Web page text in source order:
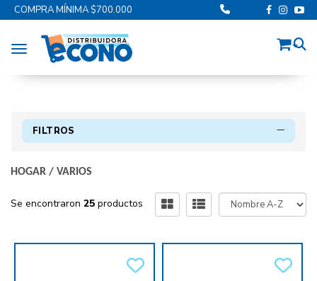
COMPRA MÍNIMA $700.000
Toggle navigation
FILTROS
HOGAR / VARIOS
Se encontraron 25 productos